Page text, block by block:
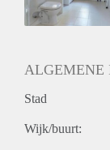
ALGEMENE
Stad
Wijk/buurt: